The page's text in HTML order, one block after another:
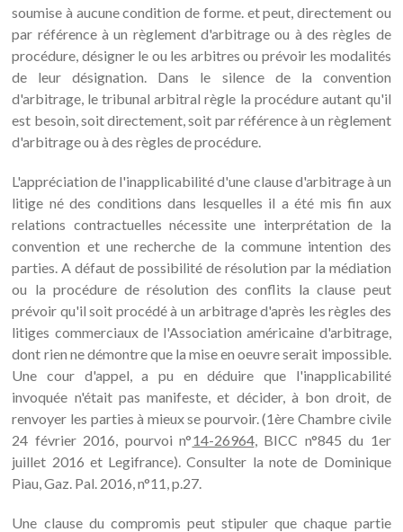
soumise à aucune condition de forme. et peut, directement ou
par référence à un règlement d'arbitrage ou à des règles de
procédure, désigner le ou les arbitres ou prévoir les modalités
de leur désignation. Dans le silence de la convention
d'arbitrage, le tribunal arbitral règle la procédure autant qu'il
est besoin, soit directement, soit par référence à un règlement
d'arbitrage ou à des règles de procédure.
L'appréciation de l'inapplicabilité d'une clause d'arbitrage à un
litige né des conditions dans lesquelles il a été mis fin aux
relations contractuelles nécessite une interprétation de la
convention et une recherche de la commune intention des
parties. A défaut de possibilité de résolution par la médiation
ou la procédure de résolution des conflits la clause peut
prévoir qu'il soit procédé à un arbitrage d'après les règles des
litiges commerciaux de l'Association américaine d'arbitrage,
dont rien ne démontre que la mise en oeuvre serait impossible.
Une cour d'appel, a pu en déduire que l'inapplicabilité
invoquée n'était pas manifeste, et décider, à bon droit, de
renvoyer les parties à mieux se pourvoir. (1ère Chambre civile
24 février 2016, pourvoi n°14-26964, BICC n°845 du 1er
juillet 2016 et Legifrance). Consulter la note de Dominique
Piau, Gaz. Pal. 2016, n°11, p.27.
Une clause du compromis peut stipuler que chaque partie